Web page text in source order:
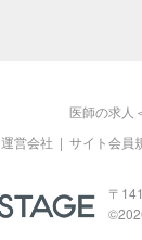
医師の求人
運営会社 | サイト会員
〒